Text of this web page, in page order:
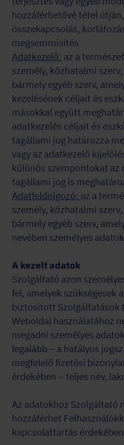
hozzáférhetővé tétel
összekapcsolás,
megsemmisítés
Adatkezelő: az a
személy, közhatalmi
bármely egyéb szerv,
kezelésének céljait és
másokkal együtt
adatkezelés céljait és
tagállami jog határozza
vagy az adatkezelő
különös szempontokat az
tagállami jog is
Adatfeldolgozó: az a
személy, közhatalmi
bármely egyéb szerv,
nevében személyes
A kezelt adatok
Szolgáltató azon
fel, amelyek szükségesek
biztosított Szolgáltatások
Weboldal használatához
megadni személyes
legalább – a hatályos
megfelelő fizetési
érdekében – teljes név,
Az adatokhoz Szolgáltató
hozzáférhet
kapcsolattartás